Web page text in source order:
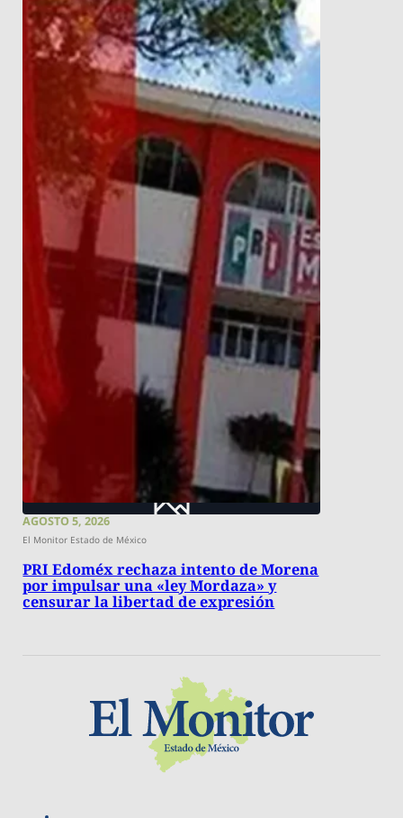
AGOSTO 5, 2026
El Monitor Estado de México
PRI Edoméx rechaza intento de Morena
por impulsar una «ley Mordaza» y
censurar la libertad de expresión